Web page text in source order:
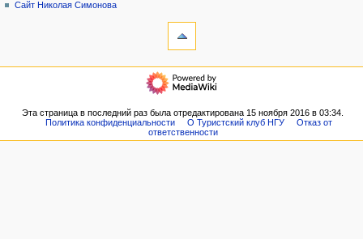
Сайт Николая Симонова
Версия
навигация
VK
Наши
Эта страница в последний раз была отредактирована 15 ноября 2016 в 03:34.
Политика конфиденциальности
О Туристский клуб НГУ
Отказ от
ответственности